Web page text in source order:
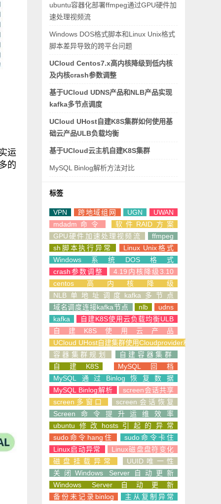
运
的
ubuntu容器化部署ffmpeg通过GPU硬件加
速处理视频流
Windows DOS格式脚本和Linux Unix格式
脚本差异导致的跨平台问题
UCloud Centos7.x高内核降级到低内核
及内核crash参数调整
基于UCloud UDNS产品和NLB产品实现
kafka多节点调度
UCloud UHost自建K8S集群如何使用基
础云产品ULB负载均衡
基于UCloud云主机自建K8S集群
MySQL Binlog解析方法对比
标签
VPN 跨地域组网 UGN
UWAN
mdadm命令
软件RAID方案
GPU硬件加速处理视频流
ffmpeg
sh脚本执行异常
Linux Unix格式
Windows系统DOS格式
crash参数调整
4.19内核降级3.10
centos高内核降级
NLB单地址调度kafka多节点
域名调度连接kafka节点
nlb
udns
kafka
自建K8S使用云负载均衡ULB
自建K8S使用云产品
UCloud UHost自建集群使用Cloudprovider和CSI
容器集群规划
自建容器集群
自建K8S
MySQL回档
MySQL通过Binlog恢复数据
MySQL Binlog解析
screen会话共享
screen多窗口
screen会话恢复
Screen命令提升运维效率
ubuntu修改hosts引起的异常
sudo命令hang住
sudo命令卡住
Linux启动异常
Linux磁盘盘符变化
磁盘挂载异常
UUID唯一性
关闭Windows Server自动更新
Windows Server自动更新
备份未记录binlog
主从复制异常